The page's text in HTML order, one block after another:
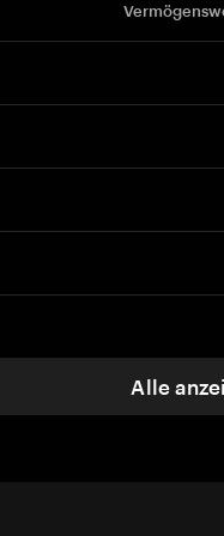
Alle